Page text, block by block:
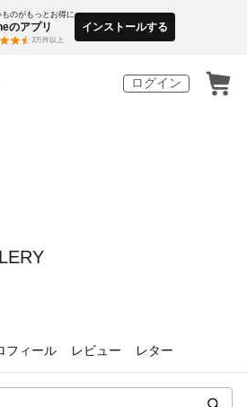
ものがもっとお得に
のアプリ
3万件以上
インストールする
ログイン
フィール レビュー レター